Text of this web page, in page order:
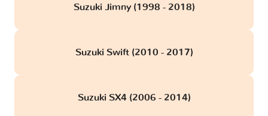
Suzuki Jimny (1998 - 2018)
Suzuki Swift (2010 - 2017)
Suzuki SX4 (2006 - 2014)